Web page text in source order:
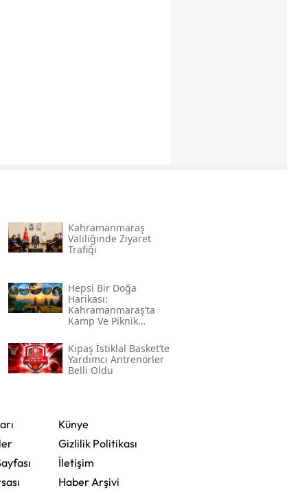
Kahramanmaraş
Valiliğinde Ziyaret
Trafiği
Hepsi Bir Doğa
Harikası:
Kahramanmaraş’ta
Kamp Ve Piknik
Güzel Alanlar
Kipaş İstiklal Basket’te
Yardımcı Antrenörler
Belli Oldu
Künye
Gizlilik Politikası
İletişim
Haber Arşivi